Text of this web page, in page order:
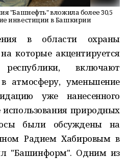
"Башнефть" вложила более 30,5
инвестиции в Башкирии
в области охраны
которые акцентируется
включают
атмосферу, уменьшение
уже нанесенного
природных
были обсуждены на
Радием Хабировым в
"Башинформ". Одним из